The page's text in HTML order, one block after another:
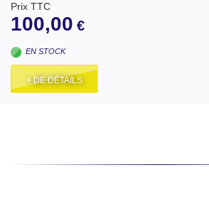
Prix TTC
100,00 €
EN STOCK
+ DE DÉTAILS